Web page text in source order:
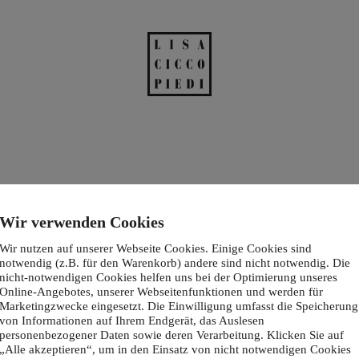
Wir verwenden Cookies
Wir nutzen auf unserer Webseite Cookies. Einige Cookies sind
notwendig (z.B. für den Warenkorb) andere sind nicht notwendig. Die
nicht-notwendigen Cookies helfen uns bei der Optimierung unseres
Online-Angebotes, unserer Webseitenfunktionen und werden für
Marketingzwecke eingesetzt. Die Einwilligung umfasst die Speicherung
von Informationen auf Ihrem Endgerät, das Auslesen
personenbezogener Daten sowie deren Verarbeitung. Klicken Sie auf
„Alle akzeptieren“, um in den Einsatz von nicht notwendigen Cookies